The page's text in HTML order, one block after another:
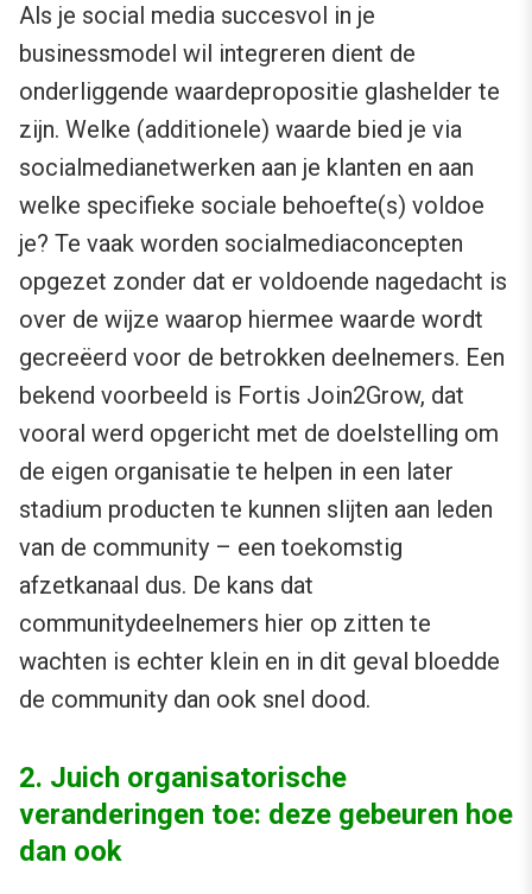
Als je social media succesvol in je
businessmodel wil integreren dient de
onderliggende waardepropositie glashelder te
zijn. Welke (additionele) waarde bied je via
socialmedianetwerken aan je klanten en aan
welke specifieke sociale behoefte(s) voldoe
je? Te vaak worden socialmediaconcepten
opgezet zonder dat er voldoende nagedacht is
over de wijze waarop hiermee waarde wordt
gecreëerd voor de betrokken deelnemers. Een
bekend voorbeeld is Fortis Join2Grow, dat
vooral werd opgericht met de doelstelling om
de eigen organisatie te helpen in een later
stadium producten te kunnen slijten aan leden
van de community – een toekomstig
afzetkanaal dus. De kans dat
communitydeelnemers hier op zitten te
wachten is echter klein en in dit geval bloedde
de community dan ook snel dood.
2. Juich organisatorische
veranderingen toe: deze gebeuren hoe
dan ook